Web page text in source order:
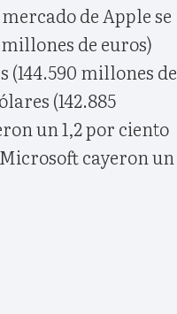
de Apple se
de euros)
millones de
(142.885
un 1,2 por ciento
cayeron un